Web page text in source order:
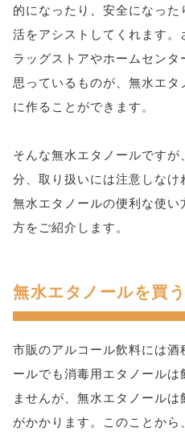
的になったり、安全になっ
活をアシストしてくれます
ラッグストアやホームセン
思っているものが、無水エ
に作ることができます。
そんな無水エタノールです
分、取り扱いには注意しな
無水エタノールの便利な使
方をご紹介します。
無水エタノールを買
市販のアルコール飲料には
ールでも消毒用エタノール
ませんが、無水エタノール
がかかります。このことか